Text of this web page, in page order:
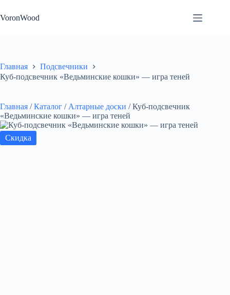
к
сути
VoronWood
Главная
Подсвечники
Куб-подсвечник «Ведьминские кошки» — игра теней
Главная / Каталог / Алтарные доски / Куб-подсвечник
«Ведьминские кошки» — игра теней
Скидка